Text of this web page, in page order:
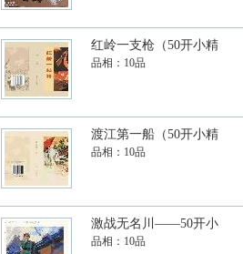
红岭一支枪（50开小精
品相： 10品
渡江第一船（50开小精
品相： 10品
激战无名川——50开小
品相： 10品